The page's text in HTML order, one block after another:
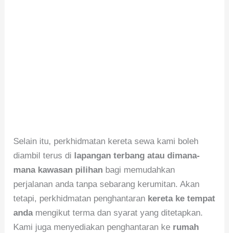
Selain itu, perkhidmatan kereta sewa kami boleh
diambil terus di lapangan terbang atau dimana-
mana kawasan pilihan bagi memudahkan
perjalanan anda tanpa sebarang kerumitan. Akan
tetapi, perkhidmatan penghantaran kereta ke tempat
andamengikut terma dan syarat yang ditetapkan.
Kami juga menyediakan penghantaran ke rumah